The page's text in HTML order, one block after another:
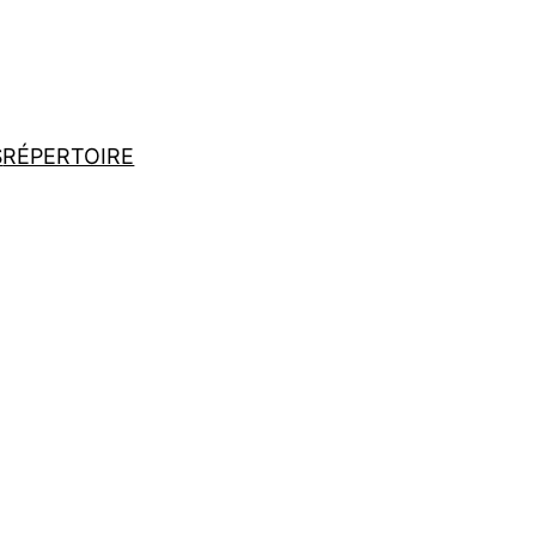
RÉPERTOIRE